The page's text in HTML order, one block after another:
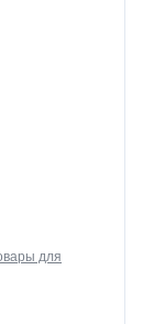
для